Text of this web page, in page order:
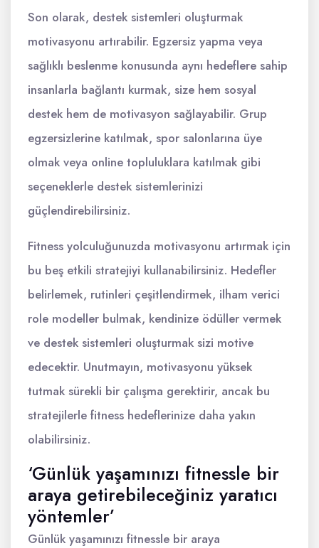
Son olarak, destek sistemleri oluşturmak
motivasyonu artırabilir. Egzersiz yapma veya
sağlıklı beslenme konusunda aynı hedeflere sahip
insanlarla bağlantı kurmak, size hem sosyal
destek hem de motivasyon sağlayabilir. Grup
egzersizlerine katılmak, spor salonlarına üye
olmak veya online topluluklara katılmak gibi
seçeneklerle destek sistemlerinizi
güçlendirebilirsiniz.
Fitness yolculuğunuzda motivasyonu artırmak için
bu beş etkili stratejiyi kullanabilirsiniz. Hedefler
belirlemek, rutinleri çeşitlendirmek, ilham verici
role modeller bulmak, kendinize ödüller vermek
ve destek sistemleri oluşturmak sizi motive
edecektir. Unutmayın, motivasyonu yüksek
tutmak sürekli bir çalışma gerektirir, ancak bu
stratejilerle fitness hedeflerinize daha yakın
olabilirsiniz.
‘Günlük yaşamınızı fitnessle bir
araya getirebileceğiniz yaratıcı
yöntemler’
Günlük yaşamınızı fitnessle bir araya